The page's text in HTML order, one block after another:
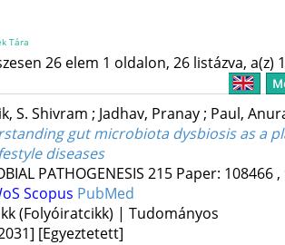
Tára
26 elem 1 oldalon, 26 listázva, a(z)
S. Shivram ; Jadhav, Pranay; Paul,
gut microbiota dysbiosis as a
diseases
PATHOGENESIS 215 Paper: 108466
Scopus PubMed
(Folyóiratcikk) | Tudományos
[Egyeztetett]